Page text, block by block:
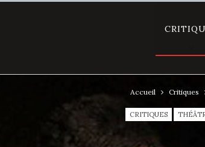
Accueil Critiques
CRITIQUES